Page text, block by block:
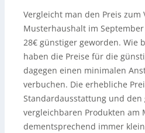
Vergleicht man den Preis zum
Musterhaushalt im
28€ günstiger geworden. Wie
haben die Preise für die
dagegen einen minimalen
verbuchen. Die erhebliche
Standardausstattung und den
vergleichbaren Produkten am
dementsprechend immer